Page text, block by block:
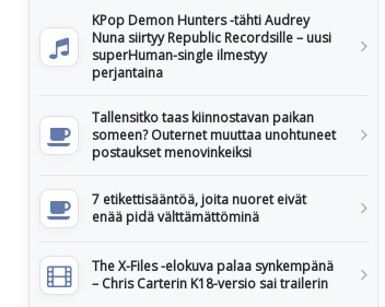
KPop Demon Hunters -tähti Audrey
Nuna siirtyy Republic Recordsille – uusi
superHuman-single ilmestyy
perjantaina
Tallensitko taas kiinnostavan paikan
someen? Outernet muuttaa unohtuneet
postaukset menovinkeiksi
7 etikettisääntöä, joita nuoret eivät
enää pidä välttämättöminä
The X-Files -elokuva palaa synkempänä
– Chris Carterin K18-versio sai trailerin